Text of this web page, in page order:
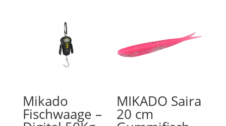
Mikado
Fischwaage –
MIKADO Saira
20 cm